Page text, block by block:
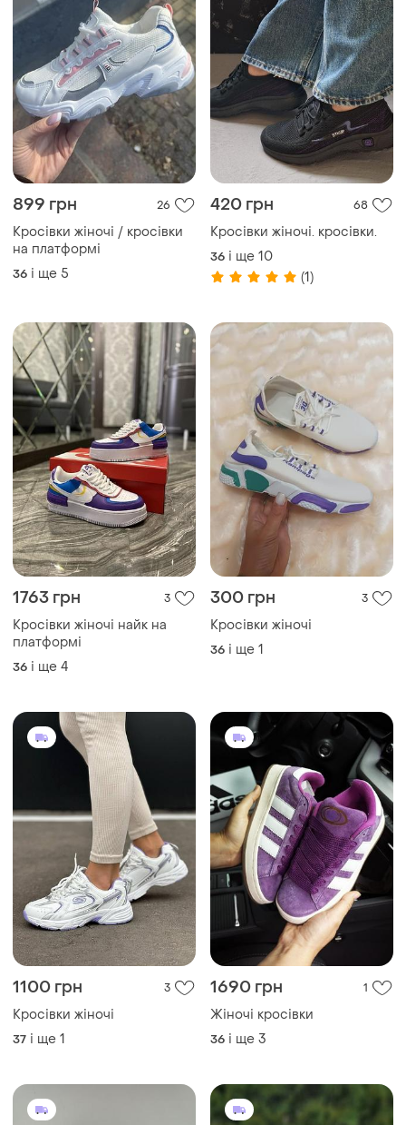
899 грн 26
Кросівки жіночі / кросівки
на платформі
36 і ще 5
420 грн 68
Кросівки жіночі. кросівки.
36
10
(1)
1763 грн 3
Кросівки жіночі найк на
платформі
36 і ще 4
300 грн 3
Кросівки жіночі
36 і ще
1100 грн 3
Кросівки жіночі
37 і ще 1
1690 грн
Жіночі кросівки
і ще